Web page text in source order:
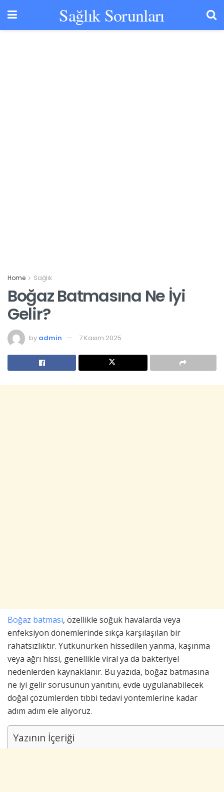
Sağlık Sorunları
Home Sağlık
Boğaz Batmasına Ne İyi
Gelir?
by admin 7 Kasım 2025
Boğaz batması, özellikle soğuk havalarda veya
enfeksiyon dönemlerinde sıkça karşılaşılan bir
rahatsızlıktır. Yutkunurken hissedilen yanma, kaşınma
veya ağrı hissi, genellikle viral ya da bakteriyel
nedenlerden kaynaklanır. Bu yazıda, boğaz batmasına
ne iyi gelir sorusunun yanıtını, evde uygulanabilecek
doğal çözümlerden tıbbi tedavi yöntemlerine kadar
adım adım ele alıyoruz.
Yazının İçeriği